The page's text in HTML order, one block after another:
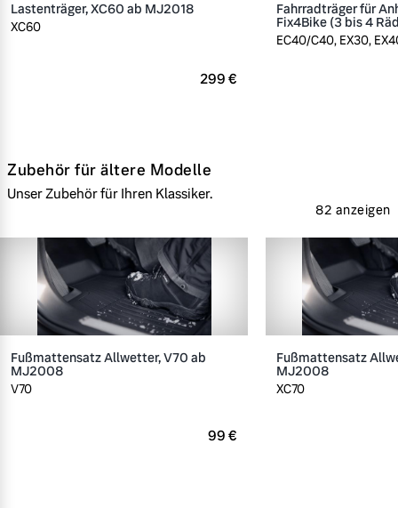
Lastenträger, XC60 ab MJ2018
XC60
299 €
Fahrradträger für
Fix4Bike (3 bis 4
EC40/C40, EX30,
Zubehör für ältere Modelle
Unser Zubehör für Ihren Klassiker.
82 anzeigen
Fußmattensatz Allwetter, V70 ab
MJ2008
V70
99 €
Fußmattensatz
MJ2008
XC70